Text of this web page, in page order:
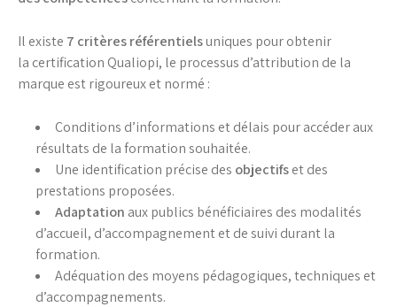
Il existe 7 critères référentielsuniques pour obtenir
la certification Qualiopi, le processus d’attribution de la
marque est rigoureux et normé :
Conditions d’informations et délais pour accéder aux
résultats de la formation souhaitée.
Une identification précise des objectifset des
prestations proposées.
Adaptation aux publics bénéficiaires des modalités
d’accueil, d’accompagnement et de suivi durant la
formation.
Adéquation des moyens pédagogiques, techniques et
d’accompagnements.